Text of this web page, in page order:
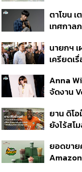
แรก หนุน
3.2 แสน
ตาโขน
เทศกา
นายกฯ
เครียดเ
กระสุนอี
ไม่จบชีวิ
Anna
จัดงาน
ยาน ดิโ
ยังไร้สโ
สัญญาถึ
ลับ
ยอดขาย